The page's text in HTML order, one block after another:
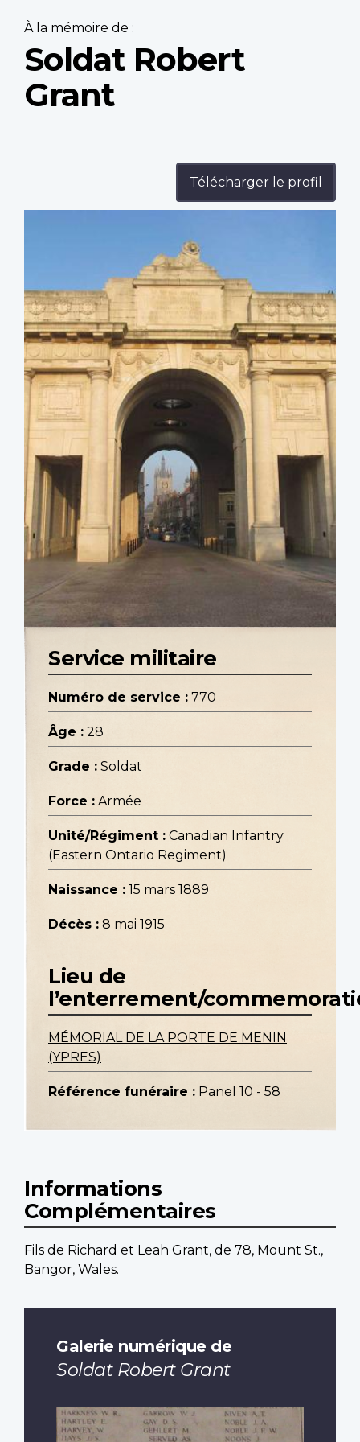
À la mémoire de :
Soldat Robert
Grant
Télécharger le profil
Service militaire
Numéro de service : 770
Âge : 28
Grade : Soldat
Force : Armée
Unité/Régiment : Canadian Infantry
(Eastern Ontario Regiment)
Naissance : 15 mars 1889
Décès : 8 mai 1915
Lieu de
l’enterrement/
MÉMORIAL DE LA PORTE DE MENIN
(YPRES)
Référence funéraire : Panel 10 - 58
Informations
Complémentaires
Fils de Richard et Leah Grant, de 78, Mount St.,
Bangor, Wales.
Galerie numérique de
Soldat Robert Grant